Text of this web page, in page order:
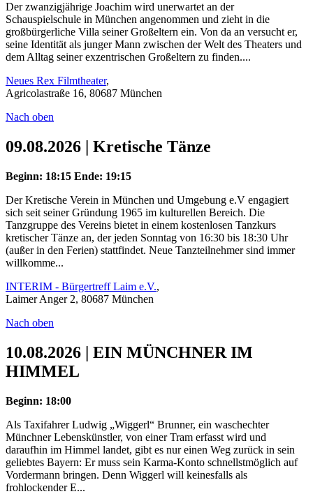
Der zwanzigjährige Joachim wird unerwartet an der
Schauspielschule in München angenommen und zieht in die
großbürgerliche Villa seiner Großeltern ein. Von da an versucht er,
seine Identität als junger Mann zwischen der Welt des Theaters und
dem Alltag seiner exzentrischen Großeltern zu finden....
Neues Rex Filmtheater,
Agricolastraße 16, 80687 München
Nach oben
09.08.2026 | Kretische Tänze
Beginn: 18:15 Ende: 19:15
Der Kretische Verein in München und Umgebung e.V engagiert
sich seit seiner Gründung 1965 im kulturellen Bereich. Die
Tanzgruppe des Vereins bietet in einem kostenlosen Tanzkurs
kretischer Tänze an, der jeden Sonntag von 16:30 bis 18:30 Uhr
(außer in den Ferien) stattfindet. Neue Tanzteilnehmer sind immer
willkomme...
INTERIM - Bürgertreff Laim e.V.,
Laimer Anger 2, 80687 München
Nach oben
10.08.2026 | EIN MÜNCHNER IM
HIMMEL
Beginn: 18:00
Als Taxifahrer Ludwig „Wiggerl“ Brunner, ein waschechter
Münchner Lebenskünstler, von einer Tram erfasst wird und
daraufhin im Himmel landet, gibt es nur einen Weg zurück in sein
geliebtes Bayern: Er muss sein Karma-Konto schnellstmöglich auf
Vordermann bringen. Denn Wiggerl will keinesfalls als
frohlockender E...